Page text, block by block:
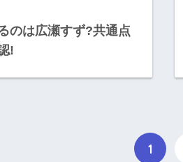
のは広瀬すず?共通点
!
1